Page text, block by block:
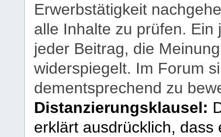
Erwerbstätigkeit
alle Inhalte zu prüfen.
jeder Beitrag, die
widerspiegelt. Im Forum
dementsprechend zu
Distanzierungsklausel:
erklärt ausdrücklich,